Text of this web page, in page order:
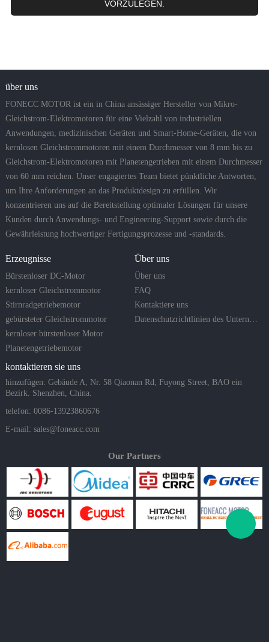
über uns
FONECC MOTOR ist ein in China ansässiger Hersteller von Mikro-
Gleichstrom-Elektromotoren für eine Vielzahl von industriellen
Anwendungen, medizinischen Geräten und Smart-Home-Geräten, die von
kernlosen Gleichstrommotoren mit einem Durchmesser von 8 mm bis zu
Gleichstrom-Elektromotoren mit Planetengetrieben mit einem Durchmesser
von 60 mm reichen. Unser engagiertes Team bietet pünktliche Antworten,
um Ihre Anforderungen an das Produktdesign zu erfüllen. Wir
konzentrieren uns auf die Bereitstellung optimaler Lösungen für unsere
Kunden durch Anwendungs- und Engineering-Support sowie durch die
Gewährleistung hochwertiger Fertigungsprozesse und -standards.
Erzeugnisse
Bürstenloser DC-Motor
kernloser Gleichstrommotor
Stirnradgetriebemotor
gebürsteter Gleichstrommotor
kernloser bürstenloser Motor
Planetengetriebemotor
Über uns
Über uns
FAQ
Kontaktiere uns
Datenschutzrichtlinien des Unternehmens
kontaktieren sie uns
hinzufügen: Gebäude A, Nr. 58 Qiaonan Rd, Fuyong Street, BAO ein
Bezirk. Shenzhen, China.
telefon: 0086-13923860676
E-mail: sales@foneacc.com
Our Partners